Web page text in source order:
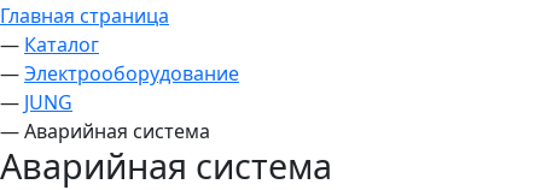
Главная страница
— Каталог
—Электрооборудование
— JUNG
—Аварийная система
Аварийная система